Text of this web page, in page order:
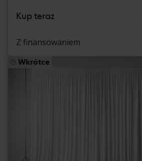
Kup teraz
Z finansowaniem
Wkrótce